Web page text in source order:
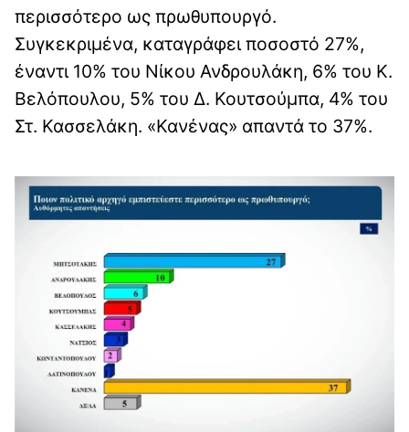
περισσότερο ως πρωθυπουργό.
Συγκεκριμένα, καταγράφει ποσοστό 27%,
έναντι 10% του Νίκου Ανδρουλάκη, 6% του Κ.
Βελόπουλου, 5% του Δ. Κουτσούμπα, 4% του
Στ. Κασσελάκη. «Κανένας» απαντά το 37%.